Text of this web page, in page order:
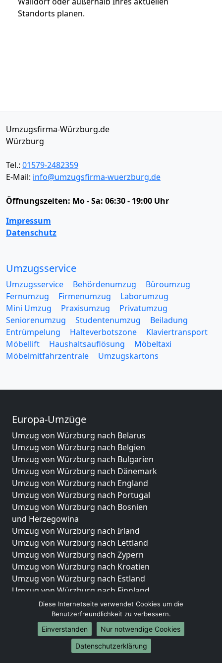
Standorts planen.
Umzugsfirma-Würzburg.de
Würzburg
Tel.: 01579-2482359
E-Mail: info@umzugsfirma-wuerzburg.de
Öffnungszeiten: Mo - Sa: 06:30 - 19:00 Uhr
Impressum
Datenschutz
Umzugsservice
Umzugsservice Behördenumzug
Büroumzug
Fernumzug
Firmenumzug
Laborumzug
Mini Umzug
Praxisumzug
Privatumzug
Seniorenumzug
Studentenumzug
Beiladung
Entrümpelung
Halteverbotszone
Klaviertransport
Möbellift
Haushaltsauflösung
Möbeltaxi
Möbelmitfahrzentrale
Umzugskartons
Europa-Umzüge
Umzug von Würzburg nach Belarus
Umzug von Würzburg nach Belgien
Umzug von Würzburg nach Bulgarien
Umzug von Würzburg nach Dänemark
Umzug von Würzburg nach England
Umzug von Würzburg nach Portugal
Umzug von Würzburg nach Bosnien
und Herzegowina
Umzug von Würzburg nach Irland
Umzug von Würzburg nach Lettland
Umzug von Würzburg nach Zypern
Umzug von Würzburg nach Kroatien
Umzug von Würzburg nach Estland
Umzug von Würzburg nach Finnland
Umzug von Würzburg nach Frankreich
Umzug von Würzburg nach Griechenland
Umzug von Würzburg nach Italien
Umzug von Würzburg nach Liechtenstein
Umzug von Würzburg nach Luxemburg
Diese Internetseite verwendet Cookies um die
Benutzerfreundlichkeit zu verbessern.
Einverstanden
Nur notwendige Cookies
Datenschutzerklärung